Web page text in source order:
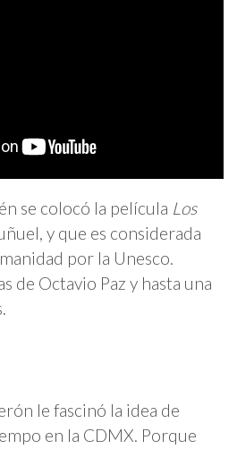
se colocó la película Los
y que es considerada
por la Unesco.
de Octavio Paz y hasta una
le fascinó la idea de
en la CDMX. Porque